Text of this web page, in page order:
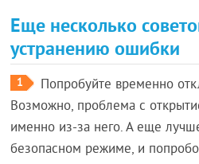
Еще несколько
устранению ошибки
1
Попробуйте временно
Возможно, проблема с
именно из-за него. А еще
безопасном режиме, и